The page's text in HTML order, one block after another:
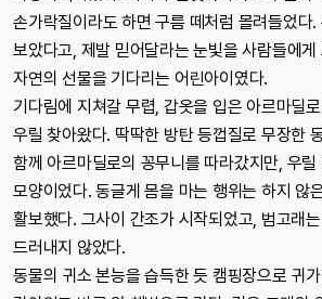
손가락질이라도 하면 구름 떼처럼 몰려들었다.
보았다고, 제발 믿어달라는 눈빛을 사람들에
자연의 선물을 기다리는 어린아이였다.
기다림에 지쳐갈 무렵, 갑옷을 입은 아르마딜
우릴 찾아왔다. 딱딱한 방탄 등껍질로 무장한
함께 아르마딜로의 꽁무니를 따라갔지만, 우
모양이었다. 동글게 몸을 마는 행위는 하지 않
활보했다. 그사이 간조가 시작되었고, 범고래
드러내지 않았다.
동물의 귀소 본능을 습득한 듯 캠핑장으로 귀